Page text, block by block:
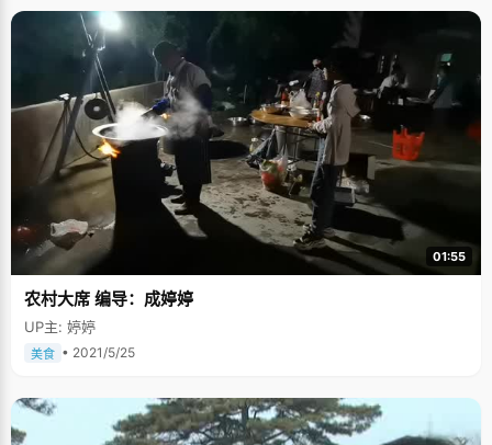
时候，有一次考试，万木春从第五名掉到第十名，她发挥一贯自我安慰的精
神："我已经掉过了，高考就不会再掉了"不让这种情绪影响到下一分钟的学
习。高考结束后，万木春心理没底，她又自我安慰："感觉特别好或者特别坏
的时候，成绩都不会好，正是这种没感觉的时候才会很好。" 万木春悄悄的透
露说，自己所有兴趣爱好干得最轰轰烈烈的时候就是高三了，因为学习特别
紧张压力特别大，她就找一些方法来让自己轻松快乐一点，比如看小说。有
一个星期，万木春心情特别烦躁，不想学习，于是就买了很多书回家，整整
一个星期，放学之后她什么都不干，书包一丢就躲进小屋去看小说了，两百
多页的小说，她两三个小时就看完了，几大本《哈里波特》也就是在那个时
候看的。"只有让自己开心一些，做什么事情才会有干劲，"在接下来的一个
星期，万木春开足马力的好好学习了一番。 从万木春的身上，我们看到了一
个教育良好的幸福家庭，慈爱的父亲，贤惠的母亲，和一个快乐成长的女
儿。最后，用万木春的一句话作为结尾，鼓励所有正在为高考奋斗的学子
们："伟大毛主席说得好，好好学习，天天向上，真正做到这一点，你会发
现，北大的阳光真的很灿烂。"
01:55
农村大席 编导：成婷婷
UP主: 婷婷
美食 • 2021/5/25